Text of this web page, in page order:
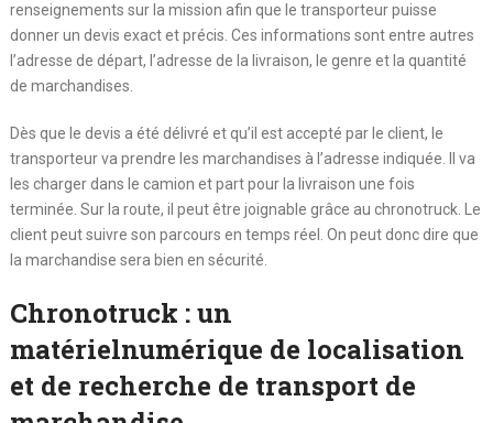
renseignements sur la mission afin que le transporteur puisse
donner un devis exact et précis. Ces informations sont entre autres
l’adresse de départ, l’adresse de la livraison, le genre et la quantité
de marchandises.
Dès que le devis a été délivré et qu’il est accepté par le client, le
transporteur va prendre les marchandises à l’adresse indiquée. Il va
les charger dans le camion et part pour la livraison une fois
terminée. Sur la route, il peut être joignable grâce au chronotruck. Le
client peut suivre son parcours en temps réel. On peut donc dire que
la marchandise sera bien en sécurité.
Chronotruck : un
matérielnumérique de localisation
et de recherche de transport de